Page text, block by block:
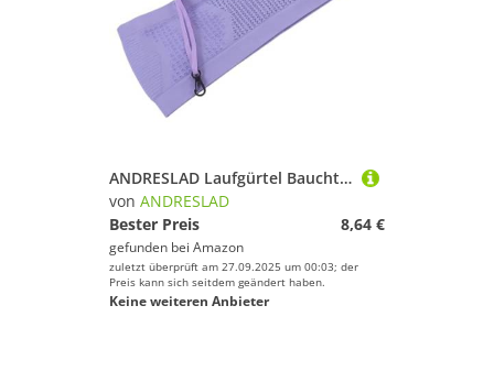
ANDRESLAD Laufgürtel Bauchtasche Damen Herren Multifunktionale Hüfttasche mit Elastischem Gurt Verstellbar für Fitness Joggen Radfahren Alltag Geeignet Praktische Handytasche
von ANDRESLAD
Bester Preis
8,64 €
gefunden bei Amazon
zuletzt überprüft am 27.09.2025 um 00:03; der
Preis kann sich seitdem geändert haben.
Keine weiteren Anbieter